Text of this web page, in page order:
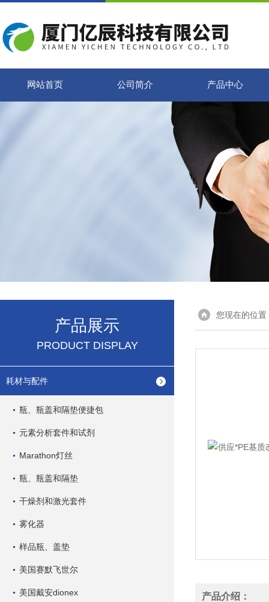
网站首页 公司简介 产品中心
产品展示
PRODUCT DISPLAY
耗材与配件
瓶、瓶盖和隔垫便捷包
元素分析套件和试剂
Marathon灯丝
瓶、瓶盖和隔垫
干燥剂和激光套件
雾化器
样品瓶、盖垫
美国赛默飞世尔
美国戴安dionex
您现在的位置
产品介绍：